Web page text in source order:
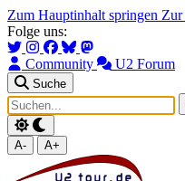
Zum Hauptinhalt springen Zur
Folge uns:
Community U2 Forum
Suche
A- A+